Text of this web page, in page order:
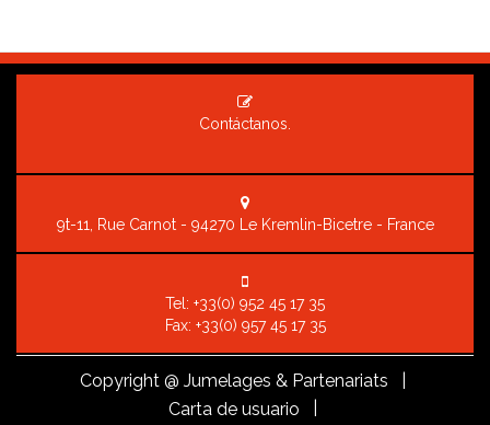
Contáctanos.
9t-11, Rue Carnot - 94270 Le Kremlin-Bicetre - France
Tel: +33(0) 952 45 17 35
Fax: +33(0) 957 45 17 35
Copyright@ Jumelages & Partenariats |
Carta de usuario